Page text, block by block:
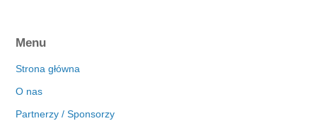
Menu
Strona główna
O nas
Partnerzy / Sponsorzy